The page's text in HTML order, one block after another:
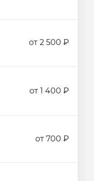
от 2 500 ₽
от 1 400 ₽
от 700 ₽